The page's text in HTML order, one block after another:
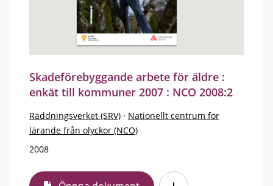
Skadeförebyggande arbete för äldre :
enkät till kommuner 2007 : NCO 2008:2
Räddningsverket (SRV) · Nationellt centrum för
lärande från olyckor (NCO)
2008